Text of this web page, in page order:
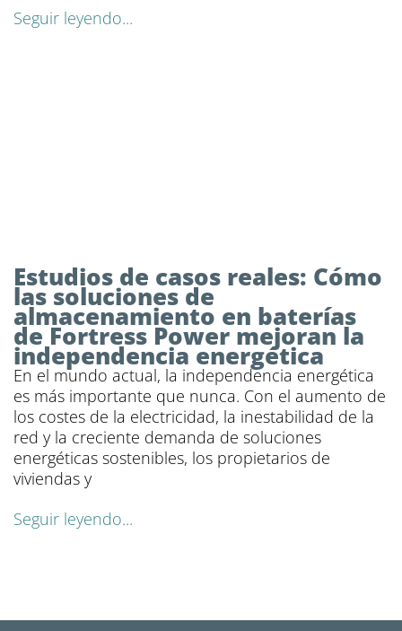
Seguir leyendo...
Estudios de casos reales: Cómo
las soluciones de
almacenamiento en baterías
de Fortress Power mejoran la
independencia energética
En el mundo actual, la independencia energética
es más importante que nunca. Con el aumento de
los costes de la electricidad, la inestabilidad de la
red y la creciente demanda de soluciones
energéticas sostenibles, los propietarios de
viviendas y
Seguir leyendo...